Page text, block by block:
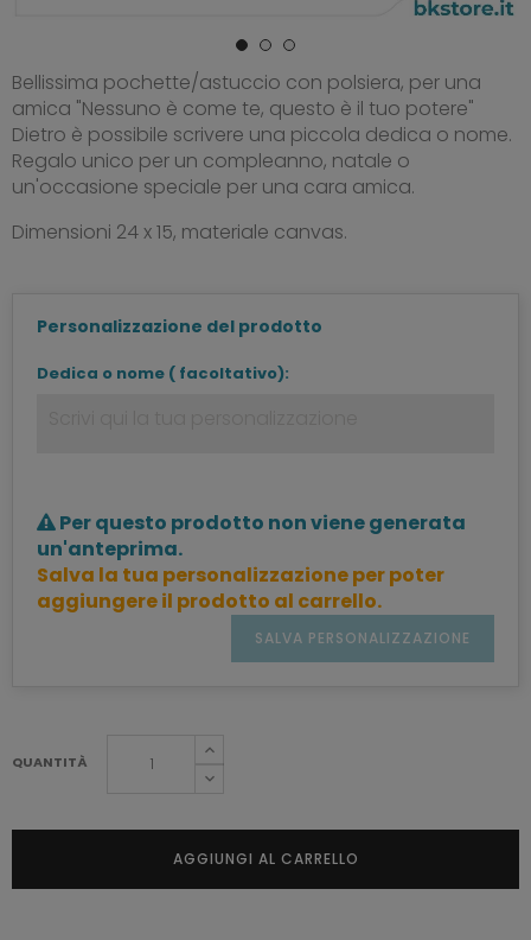
Bellissima pochette/astuccio con polsiera, per una
amica "Nessuno è come te, questo è il tuo potere"
Dietro è possibile scrivere una piccola dedica o nome.
Regalo unico per un compleanno, natale o
un'occasione speciale per una cara amica.
Dimensioni 24 x 15, materiale canvas.
Personalizzazione del prodotto
Dedica o nome ( facoltativo):
Per questo prodotto non viene generata
un'anteprima.
Salva la tua personalizzazione per poter
aggiungere il prodotto al carrello.
SALVA PERSONALIZZAZIONE
QUANTITÀ
AGGIUNGI AL CARRELLO